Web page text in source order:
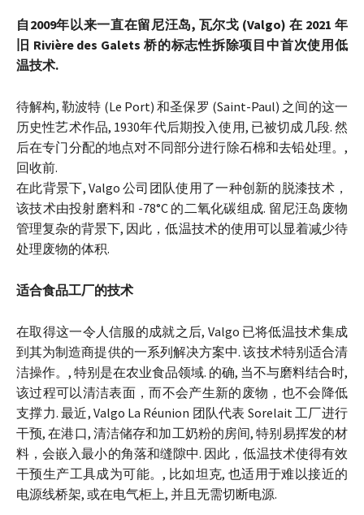
自2009年以来一直在留尼汪岛, 瓦尔戈 (Valgo) 在 2021 年
旧 Rivière des Galets 桥的标志性拆除项目中首次使用低
温技术.
待解构, 勒波特 (Le Port) 和圣保罗 (Saint-Paul) 之间的这一
历史性艺术作品, 1930年代后期投入使用, 已被切成几段. 然
后在专门分配的地点对不同部分进行除石棉和去铅处理。,
回收前.
在此背景下, Valgo 公司团队使用了一种创新的脱漆技术，
该技术由投射磨料和 -78°C 的二氧化碳组成. 留尼汪岛废物
管理复杂的背景下, 因此，低温技术的使用可以显着减少待
处理废物的体积.
适合食品工厂的技术
在取得这一令人信服的成就之后, Valgo 已将低温技术集成
到其为制造商提供的一系列解决方案中. 该技术特别适合清
洁操作。, 特别是在农业食品领域. 的确, 当不与磨料结合时,
该过程可以清洁表面，而不会产生新的废物，也不会降低
支撑力. 最近, Valgo La Réunion 团队代表 Sorelait 工厂进行
干预, 在港口, 清洁储存和加工奶粉的房间, 特别易挥发的材
料，会嵌入最小的角落和缝隙中. 因此，低温技术使得有效
干预生产工具成为可能。, 比如坦克, 也适用于难以接近的
电源线桥架, 或在电气柜上, 并且无需切断电源.